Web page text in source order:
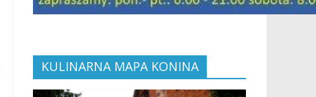
KULINARNA MAPA KONINA